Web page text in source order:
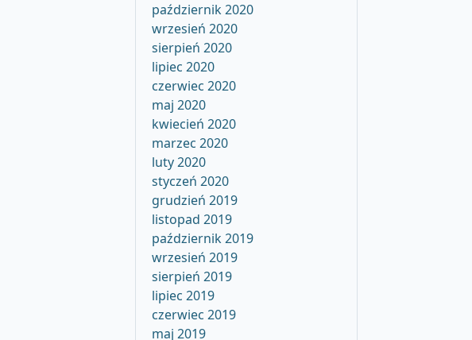
październik 2020
wrzesień 2020
sierpień 2020
lipiec 2020
czerwiec 2020
maj 2020
kwiecień 2020
marzec 2020
luty 2020
styczeń 2020
grudzień 2019
listopad 2019
październik 2019
wrzesień 2019
sierpień 2019
lipiec 2019
czerwiec 2019
maj 2019